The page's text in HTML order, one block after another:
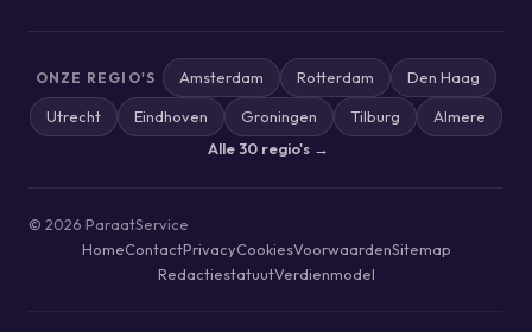
ONZE REGIO'S Amsterdam Rotterdam Den Haag
Utrecht Eindhoven Groningen Tilburg
Almere
Alle 30 regio's →
© 2026 ParaatService
HomeContactPrivacyCookiesVoorwaardenSitemap
RedactiestatuutVerdienmodel